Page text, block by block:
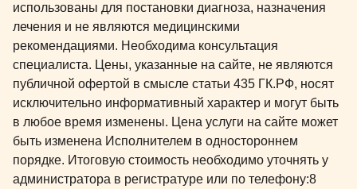
профессионализм,
индивидуальный подход и
искреннее желание помочь!
Ребёнку были установлены 3
эстетические и 4 металлические
коронки. Был удалён молочный
зуб, осложнённый периодонтитом.
Кариес вылечен, каналы
вылечены. Проведена
профессиональная гигиена.
использованы для постановки диагноза, назначения
лечения и не являются медицинскими
рекомендациями. Необходима консультация
специалиста. Цены, указанные на сайте, не являются
публичной офертой в смысле статьи 435 ГК.РФ, носят
исключительно информативный характер и могут быть
в любое время изменены. Цена услуги на сайте может
быть изменена Исполнителем в одностороннем
порядке. Итоговую стоимость необходимо уточнять у
администратора в регистратуре или по телефону:8